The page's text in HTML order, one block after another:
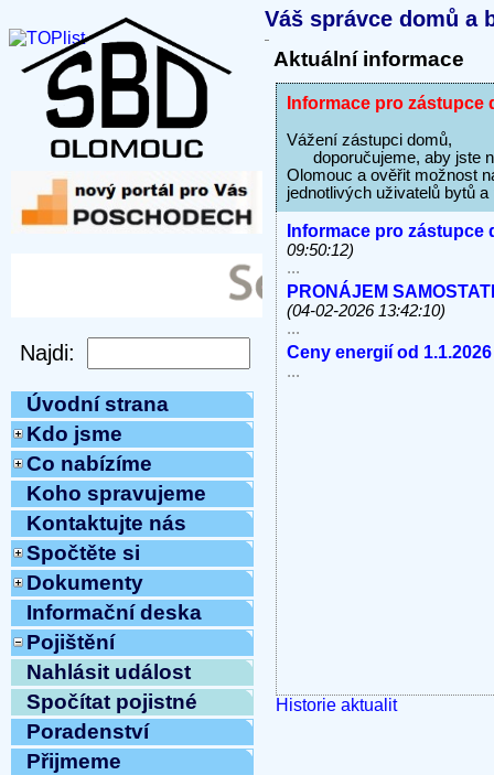
Úvodní strana
Kdo jsme
Co nabízíme
Koho spravujeme
Kontaktujte nás
Spočtěte si
Dokumenty
Informační deska
Pojištění
Nahlásit událost
Spočítat pojistné
Poradenství
Přijmeme
Váš správce domů a
Aktuální informace
Informace pro
Vážení zástupci domů,
doporučujeme, aby jste
Olomouc a ověřit možnost
jednotlivých uživatelů bytů
Informace pro
09:50:12)
...
PRONÁJEM
(04-02-2026 13:42:10)
...
Ceny energií od 1.1.2026
...
Historie aktualit